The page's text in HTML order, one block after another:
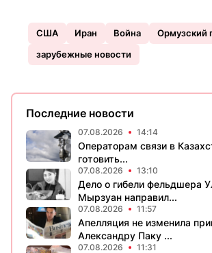
США Иран Война Ормузский
зарубежные новости
Последние новости
07.08.2026 14:14
Операторам связи в
готовить...
07.08.2026 13:10
Дело о гибели фельдшера
Мырзуан направил...
07.08.2026 11:57
Апелляция не изменила
Александру Паку ...
07.08.2026 11:31